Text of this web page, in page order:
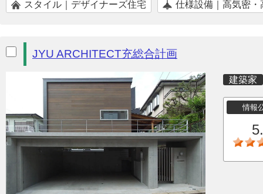
スタイル｜デザイナーズ住宅 仕様設備｜高気密・
JYU ARCHITECT充総合計画
建築家
情報